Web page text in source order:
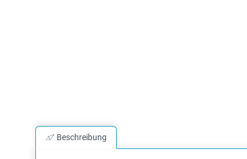
Beschreibung